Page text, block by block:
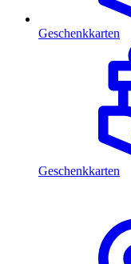
Geschenkkarten
Geschenkkarten